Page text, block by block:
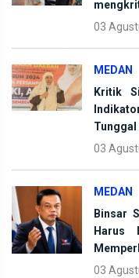
03
MEDAN
Kritik
Tunggal
03
MEDAN
Binsar
Harus
03